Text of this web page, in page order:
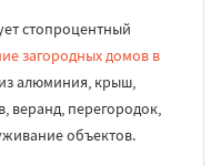
стопроцентный
загородных домов в
алюминия, крыш,
веранд, перегородок,
объектов.